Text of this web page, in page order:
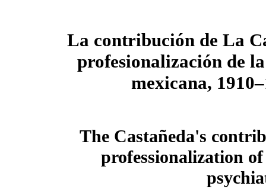
La contribución de La
profesionalización de
mexicana,
The Castañeda's
professionalization